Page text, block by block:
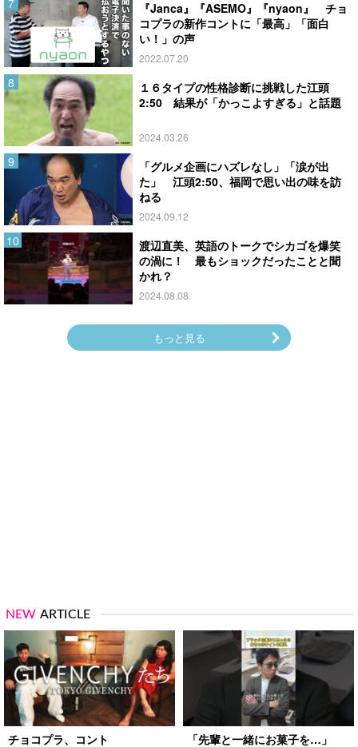
『Janca』『ASEMO』『nyaon』 チョ
コプラの新作コントに「最高」「面白
い！」の声
2022.07.20
１６タイプの性格診断に挑戦した江頭
2:50 結果が「かっこよすぎる」と話題
2024.03.26
「グルメ企画にハズレなし」「涙が出
た」 江頭2:50、福岡で思い出の味を訪
ねる
2024.09.12
渡辺直美、英語のトークでシカゴを爆笑
の渦に！ 最もショックだったことと聞
かれ？
2024.08.08
もっと見る
NEW ARTICLE
チョコプラ、コント
「先輩と一緒にお菓子を…」